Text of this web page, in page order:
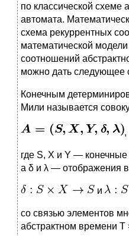
по классической схеме
автомата.
схема рекуррентных
математической
соотношений
можно дать следующее
Конечным
Мили называется
,
где S, X и Y —
а δ и λ — отображения
и
со связью элементов
абстрактном времени